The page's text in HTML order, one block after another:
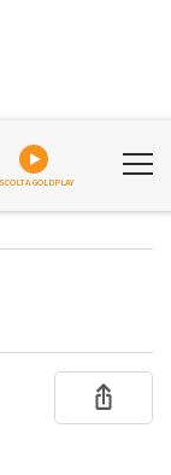
GOLDPLAY